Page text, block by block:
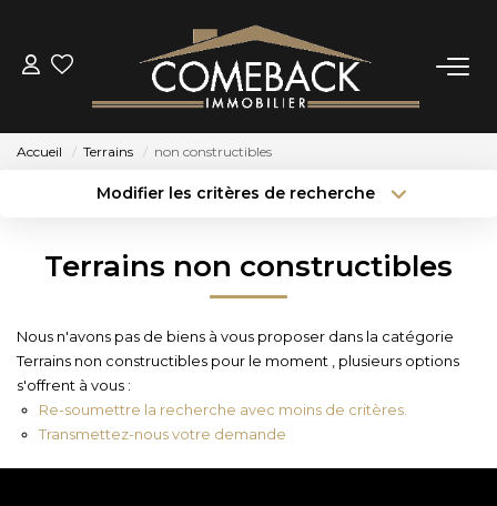
ACHETER
BIENS VENDUS
CONTACT
Accueil Terrains non constructibles
Modifier les critères de recherche
Type de bien
Budget max Plus de critères
Créer une alerte
Terrains non constructibles
Nous n'avons pas de biens à vous proposer dans la catégorie
Terrains non constructibles pour le moment , plusieurs options
s'offrent à vous :
Re-soumettre la recherche avec moins de critères.
Transmettez-nous votre demande